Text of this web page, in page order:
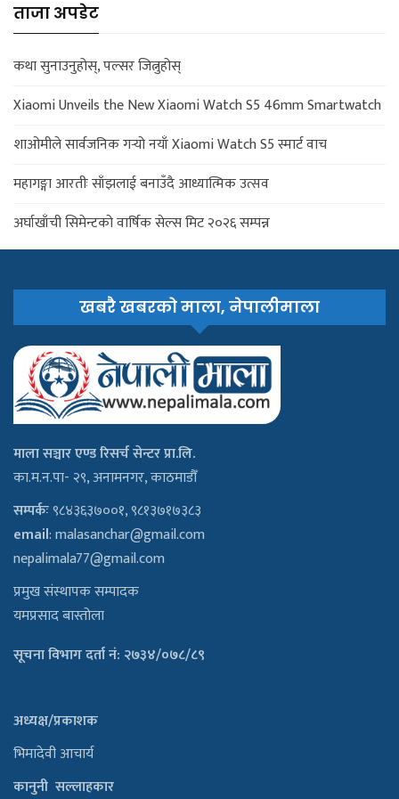
ताजा अपडेट
कथा सुनाउनुहोस्, पल्सर जित्नुहोस्
Xiaomi Unveils the New Xiaomi Watch S5 46mm Smartwatch
शाओमीले सार्वजनिक गर्‍यो नयाँ Xiaomi Watch S5 स्मार्ट वाच
महागङ्गा आरतीः साँझलाई बनाउँदै आध्यात्मिक उत्सव
अर्घाखाँची सिमेन्टको वार्षिक सेल्स मिट २०२६ सम्पन्न
खबरै खबरको माला, नेपालीमाला
माला सञ्चार एण्ड रिसर्च सेन्टर प्रा.लि.
का.म.न.पा- २९, अनामनगर, काठमाडौँ
सम्पर्कः९८४३६३७००१, ९८१३७१७३८३
email:malasanchar@gmail.com
nepalimala77@gmail.com
प्रमुख संस्थापक सम्पादक
यमप्रसाद बास्तोला
सूचना विभाग दर्ता नं: २७३४/०७८/८९
अध्यक्ष/प्रकाशक
भिमादेवी आचार्य
कानुनी सल्लाहकार